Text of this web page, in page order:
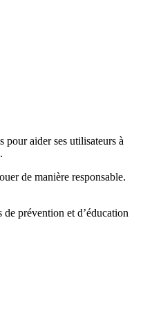
pour aider ses utilisateurs à
de manière responsable.
prévention et d’éducation